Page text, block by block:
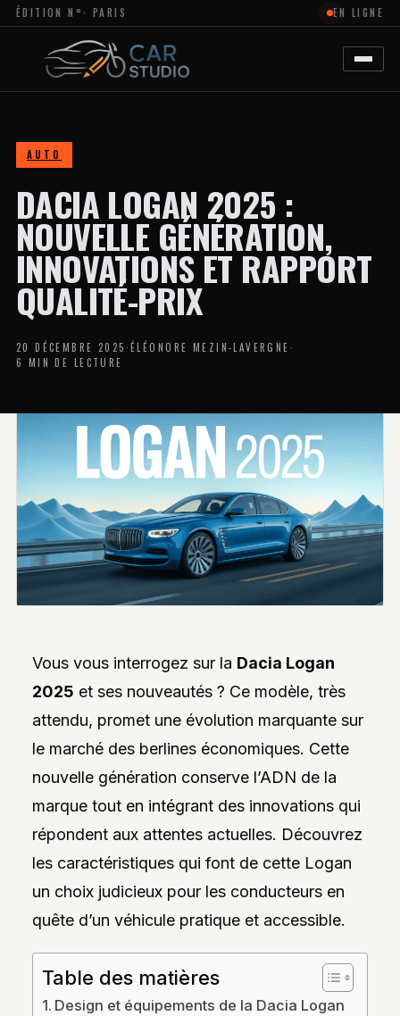
ÉDITION N°
MAGAZINE
DÉDIÉ
L’ACTUALITÉ
AUTOMOBILE
ET
MOTO,
LA
PERSONNALISATION
ET
AUX
TENDANCES
CRÉATIVES
DANS
L’UNIVERS
DES
VÉHICULES.
LE
SITE
INTERVIEWS
EXCLUSIVES
DESIGNERS,
REPORTAGES
PHOTO
INSPIRANTS,
DES
ANALYSES
DE
NOUVEAUTÉS
L’INNOVATION
DANS
AUTO/MOTO.
EST
SUR
DES
DES
MATIÈRES
L’ESTHÉTIQUE
POUR
PASSIONNÉS
· PARIS EN LIGNE
AUTO
DACIA LOGAN 2025 :
NOUVELLE GÉNÉRATION,
INNOVATIONS ET RAPPORT
QUALITÉ-PRIX
20 DÉCEMBRE 2025·ÉLÉONORE MEZIN-LAVERGNE·
6 MIN DE LECTURE
Vous vous interrogez sur la Dacia Logan
2025 et ses nouveautés ? Ce modèle, très
attendu, promet une évolution marquante sur
le marché des berlines économiques. Cette
nouvelle génération conserve l’ADN de la
marque tout en intégrant des innovations qui
répondent aux attentes actuelles. Découvrez
les caractéristiques qui font de cette Logan
un choix judicieux pour les conducteurs en
quête d’un véhicule pratique et accessible.
Table des matières
Design et équipements de la Dacia Logan